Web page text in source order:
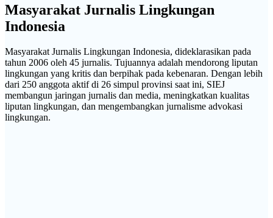
Masyarakat Jurnalis Lingkungan
Indonesia
Masyarakat Jurnalis Lingkungan Indonesia, dideklarasikan pada
tahun 2006 oleh 45 jurnalis. Tujuannya adalah mendorong liputan
lingkungan yang kritis dan berpihak pada kebenaran. Dengan lebih
dari 250 anggota aktif di 26 simpul provinsi saat ini, SIEJ
membangun jaringan jurnalis dan media, meningkatkan kualitas
liputan lingkungan, dan mengembangkan jurnalisme advokasi
lingkungan.